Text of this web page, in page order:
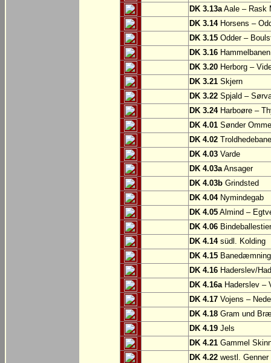
DK 3.13aAale – Rask
DK 3.14Horsens –
DK 3.15 Odder –
DK 3.16
DK 3.20 Herborg –
DK 3.21 Skjern
DK 3.22 Spjald –
DK 3.24Harboøre –
DK 4.01 Sønder
DK 4.02
DK 4.03 Varde
DK 4.03aAnsager
DK 4.03b Grindsted
DK 4.04Nymindegab
DK 4.05 Almind –
DK 4.06
DK 4.14südl. Kolding
DK 4.15
DK 4.16 Haderslev/
DK 4.16aHaderslev –
DK 4.17 Vojens –
DK 4.18 Gram und
DK 4.19 Jels
DK 4.21 Gammel
DK 4.22 westl. Genner